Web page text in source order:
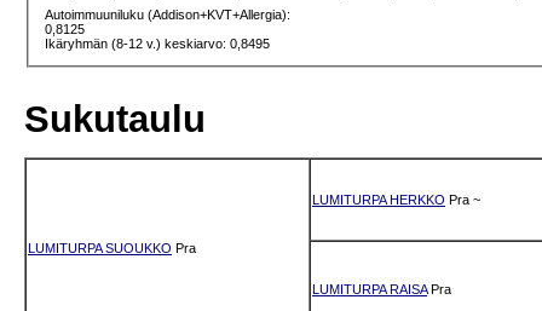
Autoimmuuniluku (Addison+KVT+Allergia):
0,8125
Ikäryhmän (8-12 v.) keskiarvo: 0,8495
Sukutaulu
LUMITURPA SUOUKKO Pra
LUMITURPA HERKKO Pra ~
LUMITURPA RAISA Pra